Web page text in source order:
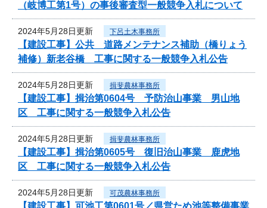
（岐博工第1号）の事後審査型一般競争入札について
2024年5月28日更新 下呂土木事務所
【建設工事】公共 道路メンテナンス補助（橋りょう
補修）新老谷橋 工事に関する一般競争入札公告
2024年5月28日更新 揖斐農林事務所
【建設工事】揖治第0604号 予防治山事業 男山地
区 工事に関する一般競争入札公告
2024年5月28日更新 揖斐農林事務所
【建設工事】揖治第0605号 復旧治山事業 鹿虎地
区 工事に関する一般競争入札公告
2024年5月28日更新 可茂農林事務所
【建設工事】可池工第0601号／県営ため池等整備事業